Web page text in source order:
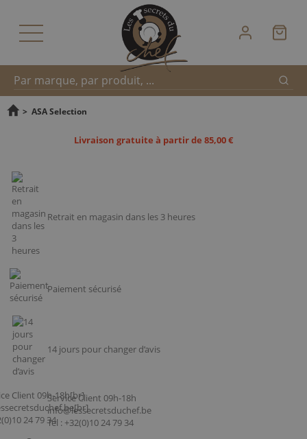
Recherche
> ASA Selection
Livraison gratuite à partir de 85,00 €
Retrait en magasin dans les 3 heures
Paiement sécurisé
14 jours pour changer d’avis
Service Client 09h-18h
info@lessecretsduchef.be
Tel : +32(0)10 24 79 34